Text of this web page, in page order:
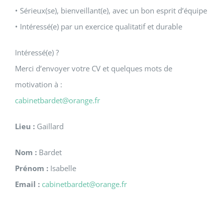
• Sérieux(se), bienveillant(e), avec un bon esprit d’équipe
• Intéressé(e) par un exercice qualitatif et durable
Intéressé(e) ?
Merci d’envoyer votre CV et quelques mots de
motivation à :
cabinetbardet@orange.fr
Lieu : Gaillard
Nom : Bardet
Prénom : Isabelle
Email : cabinetbardet@orange.fr